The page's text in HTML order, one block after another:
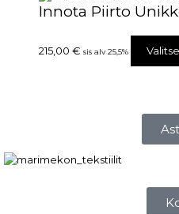
Innota Piirto
215,00 € sis alv 25,5%